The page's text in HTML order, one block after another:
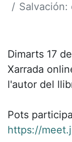
Salvación:
Dimarts 17
Xarrada
l'autor del
Pots
https://